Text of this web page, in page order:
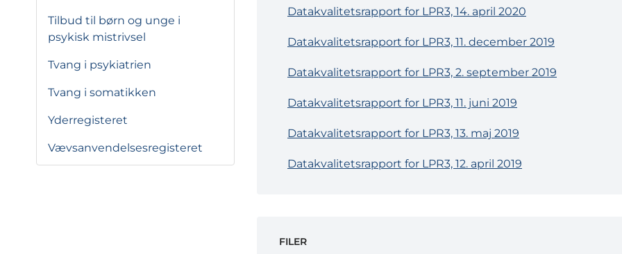
Tilbud til børn og unge i
psykisk mistrivsel
Tvang i psykiatrien
Tvang i somatikken
Yderregisteret
Vævsanvendelsesregisteret
Datakvalitetsrapport for LPR3, 14. april 2020
Datakvalitetsrapport for LPR3, 11. december 2019
Datakvalitetsrapport for LPR3, 2. september 2019
Datakvalitetsrapport for LPR3, 11. juni 2019
Datakvalitetsrapport for LPR3, 13. maj 2019
Datakvalitetsrapport for LPR3, 12. april 2019
FILER